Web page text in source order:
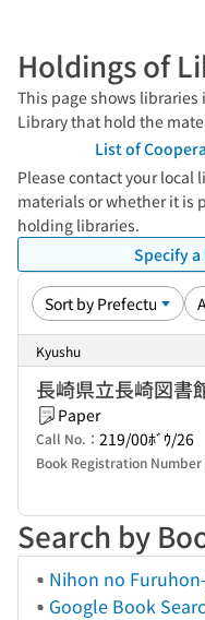
Holdings of
This page shows
Library that hold the
List of
Please contact your local
materials or whether it is
holding libraries.
Specify
Kyushu
長崎県立長崎図書
Paper
Call No.： 219/00ﾎﾞｳ/26
Book Registration Number
Search by
Nihon no
Google Book